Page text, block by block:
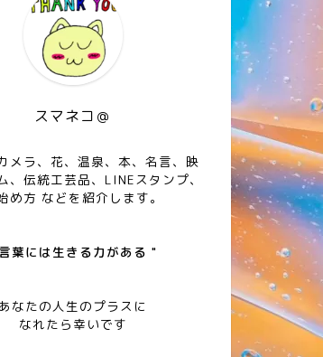
スマネコ＠
メラ、花、温泉、本、名言、映
、伝統工芸品、LINEスタンプ、
め方 などを紹介します。
葉には生きる力がある "
あなたの人生のプラスに
なれたら幸いです